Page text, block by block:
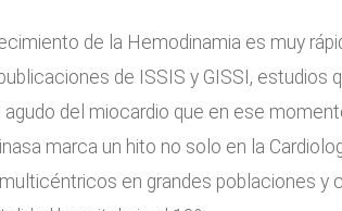
de la Hemodinamia es muy
de ISSIS y GISSI,
del miocardio que en ese
marca un hito no solo en la
en grandes poblaciones